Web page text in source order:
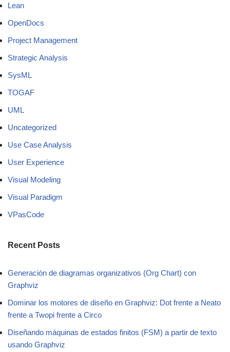
Lean
OpenDocs
Project Management
Strategic Analysis
SysML
TOGAF
UML
Uncategorized
Use Case Analysis
User Experience
Visual Modeling
Visual Paradigm
VPasCode
Recent Posts
Generación de diagramas organizativos (Org Chart) con
Graphviz
Dominar los motores de diseño en Graphviz: Dot frente a Neato
frente a Twopi frente a Circo
Diseñando máquinas de estados finitos (FSM) a partir de texto
usando Graphviz